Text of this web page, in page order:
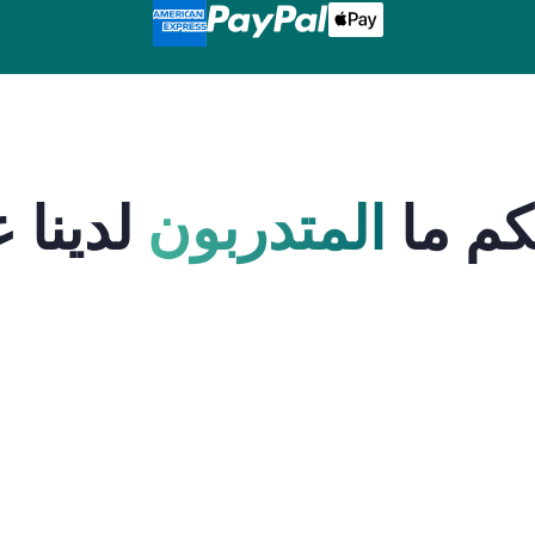
ما المتدربون لدينا